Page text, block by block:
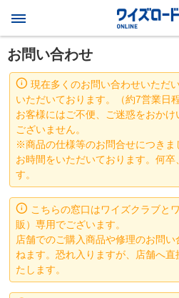
お問い合わせ
現在多くのお問い合わせいただ
いただいております。（約7営業日程
お客様にはご不便、ご迷惑をおか
ございません。
※商品の仕様等のお問合せにつきま
お時間をいただいております。何
す。
こちらの窓口はワイズクラブと
販）専用でございます。
店舗でのご購入商品や修理のお問
ねます。恐れ入りますが、店舗へ
たします。